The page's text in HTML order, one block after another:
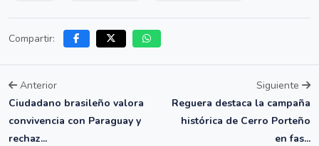
Compartir:
Anterior
Ciudadano brasileño valora
convivencia con Paraguay y
rechaz...
Siguiente
Reguera destaca la campaña
histórica de Cerro Porteño
en fas...